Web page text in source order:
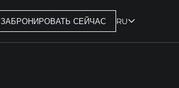
ЗАБРОНИРОВАТЬ СЕЙЧАС RU